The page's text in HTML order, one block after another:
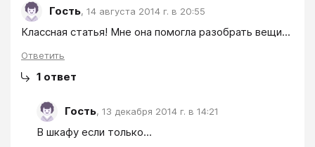
Гость, 14 августа 2014 г. в 20:55
Классная статья! Мне она помогла разобрать вещи...
Ответить
1 ответ
Гость, 13 декабря 2014 г. в 14:21
В шкафу если только...